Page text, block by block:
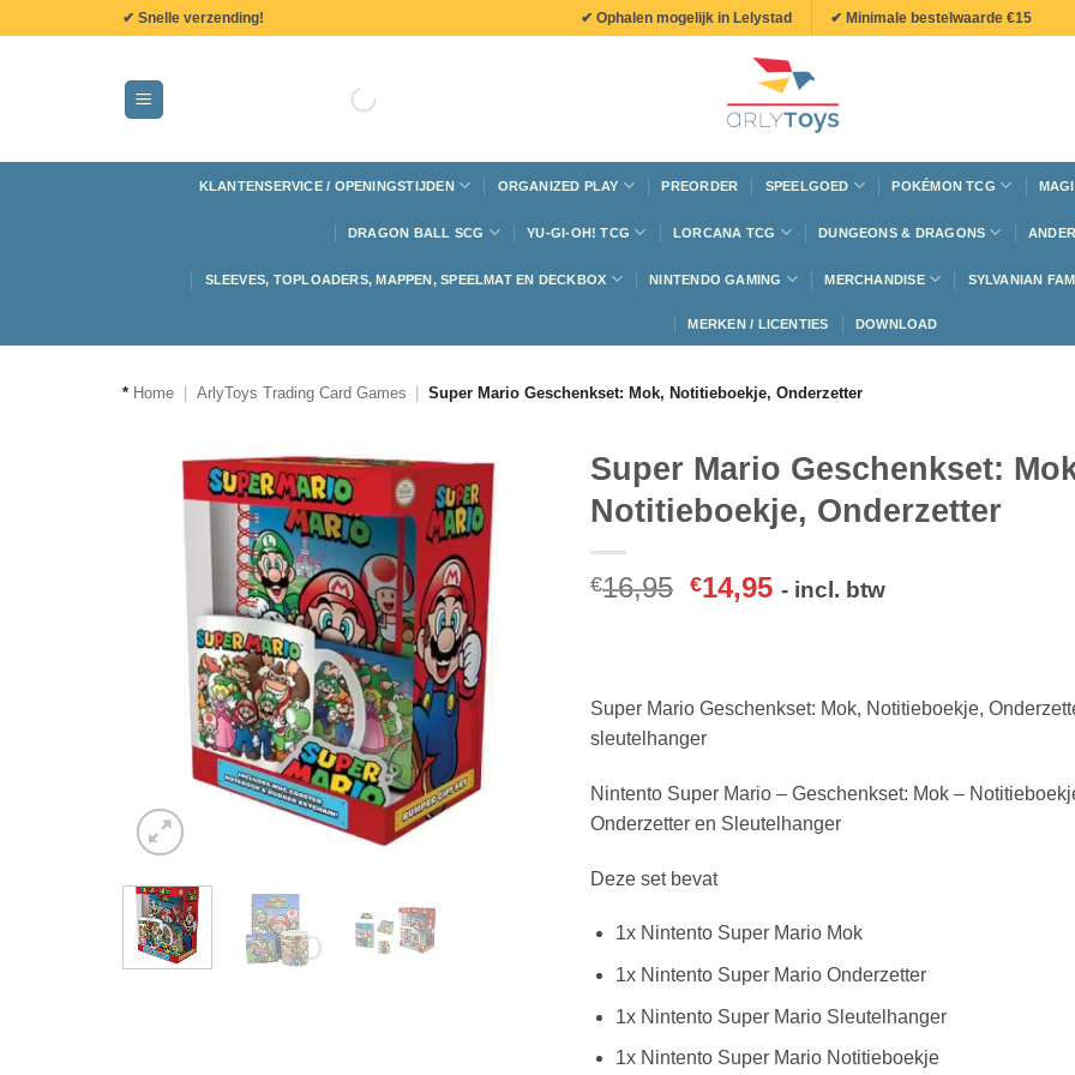
✔ Snelle verzending! ✔ Ophalen mogelijk in Lelystad ✔ Minimale bestelwaarde €15
KLANTENSERVICE / OPENINGSTIJDEN ORGANIZED PLAY PREORDER SPEELGOED POKÉMON TCG
DRAGON BALL SCG YU-GI-OH! TCG LORCANA TCG DUNGEONS & DRAGONS
SLEEVES, TOPLOADERS, MAPPEN, SPEELMAT EN DECKBOX NINTENDO GAMING MERCHANDISE SYLVANIAN
MERKEN / LICENTIES DOWNLOAD
* Home ArlyToys Trading Card Games Super Mario Geschenkset: Mok, Notitieboekje, Onderzetter
Super Mario Geschenkset:
Notitieboekje, Onderzetter
€16,95 €14,95 - incl. btw
Super Mario Geschenkset: Mok, Notitieboekje,
sleutelhanger
Nintento Super Mario – Geschenkset: Mok –
Onderzetter en Sleutelhanger
Deze set bevat
1x Nintento Super Mario Mok
1x Nintento Super Mario Onderzetter
1x Nintento Super Mario Sleutelhanger
1x Nintento Super Mario Notitieboekje